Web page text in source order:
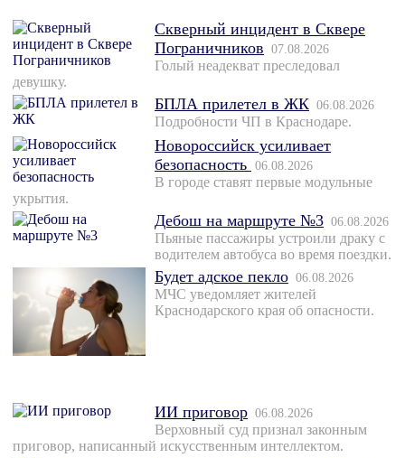
Скверный инцидент в Сквере
Пограничников 07.08.2026
Голый неадекват преследовал
девушку.
БПЛА прилетел в ЖК 06.08.2026
Подробности ЧП в Краснодаре.
Новороссийск усиливает
безопасность 06.08.2026
В городе ставят первые модульные
укрытия.
Дебош на маршруте №3 06.08.2026
Пьяные пассажиры устроили драку с
водителем автобуса во время поездки.
Будет адское пекло 06.08.2026
МЧС уведомляет жителей
Краснодарского края об опасности.
ИИ приговор 06.08.2026
Верховный суд признал законным
приговор, написанный искусственным интеллектом.